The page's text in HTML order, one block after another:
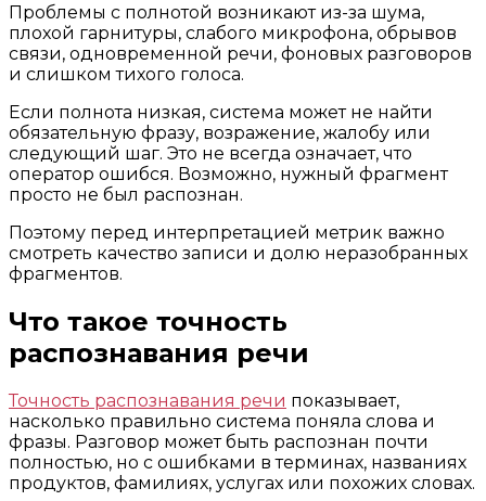
Проблемы с полнотой возникают из-за шума,
плохой гарнитуры, слабого микрофона, обрывов
связи, одновременной речи, фоновых разговоров
и слишком тихого голоса.
Если полнота низкая, система может не найти
обязательную фразу, возражение, жалобу или
следующий шаг. Это не всегда означает, что
оператор ошибся. Возможно, нужный фрагмент
просто не был распознан.
Поэтому перед интерпретацией метрик важно
смотреть качество записи и долю неразобранных
фрагментов.
Что такое точность
распознавания речи
Точность распознавания речи показывает,
насколько правильно система поняла слова и
фразы. Разговор может быть распознан почти
полностью, но с ошибками в терминах, названиях
продуктов, фамилиях, услугах или похожих словах.